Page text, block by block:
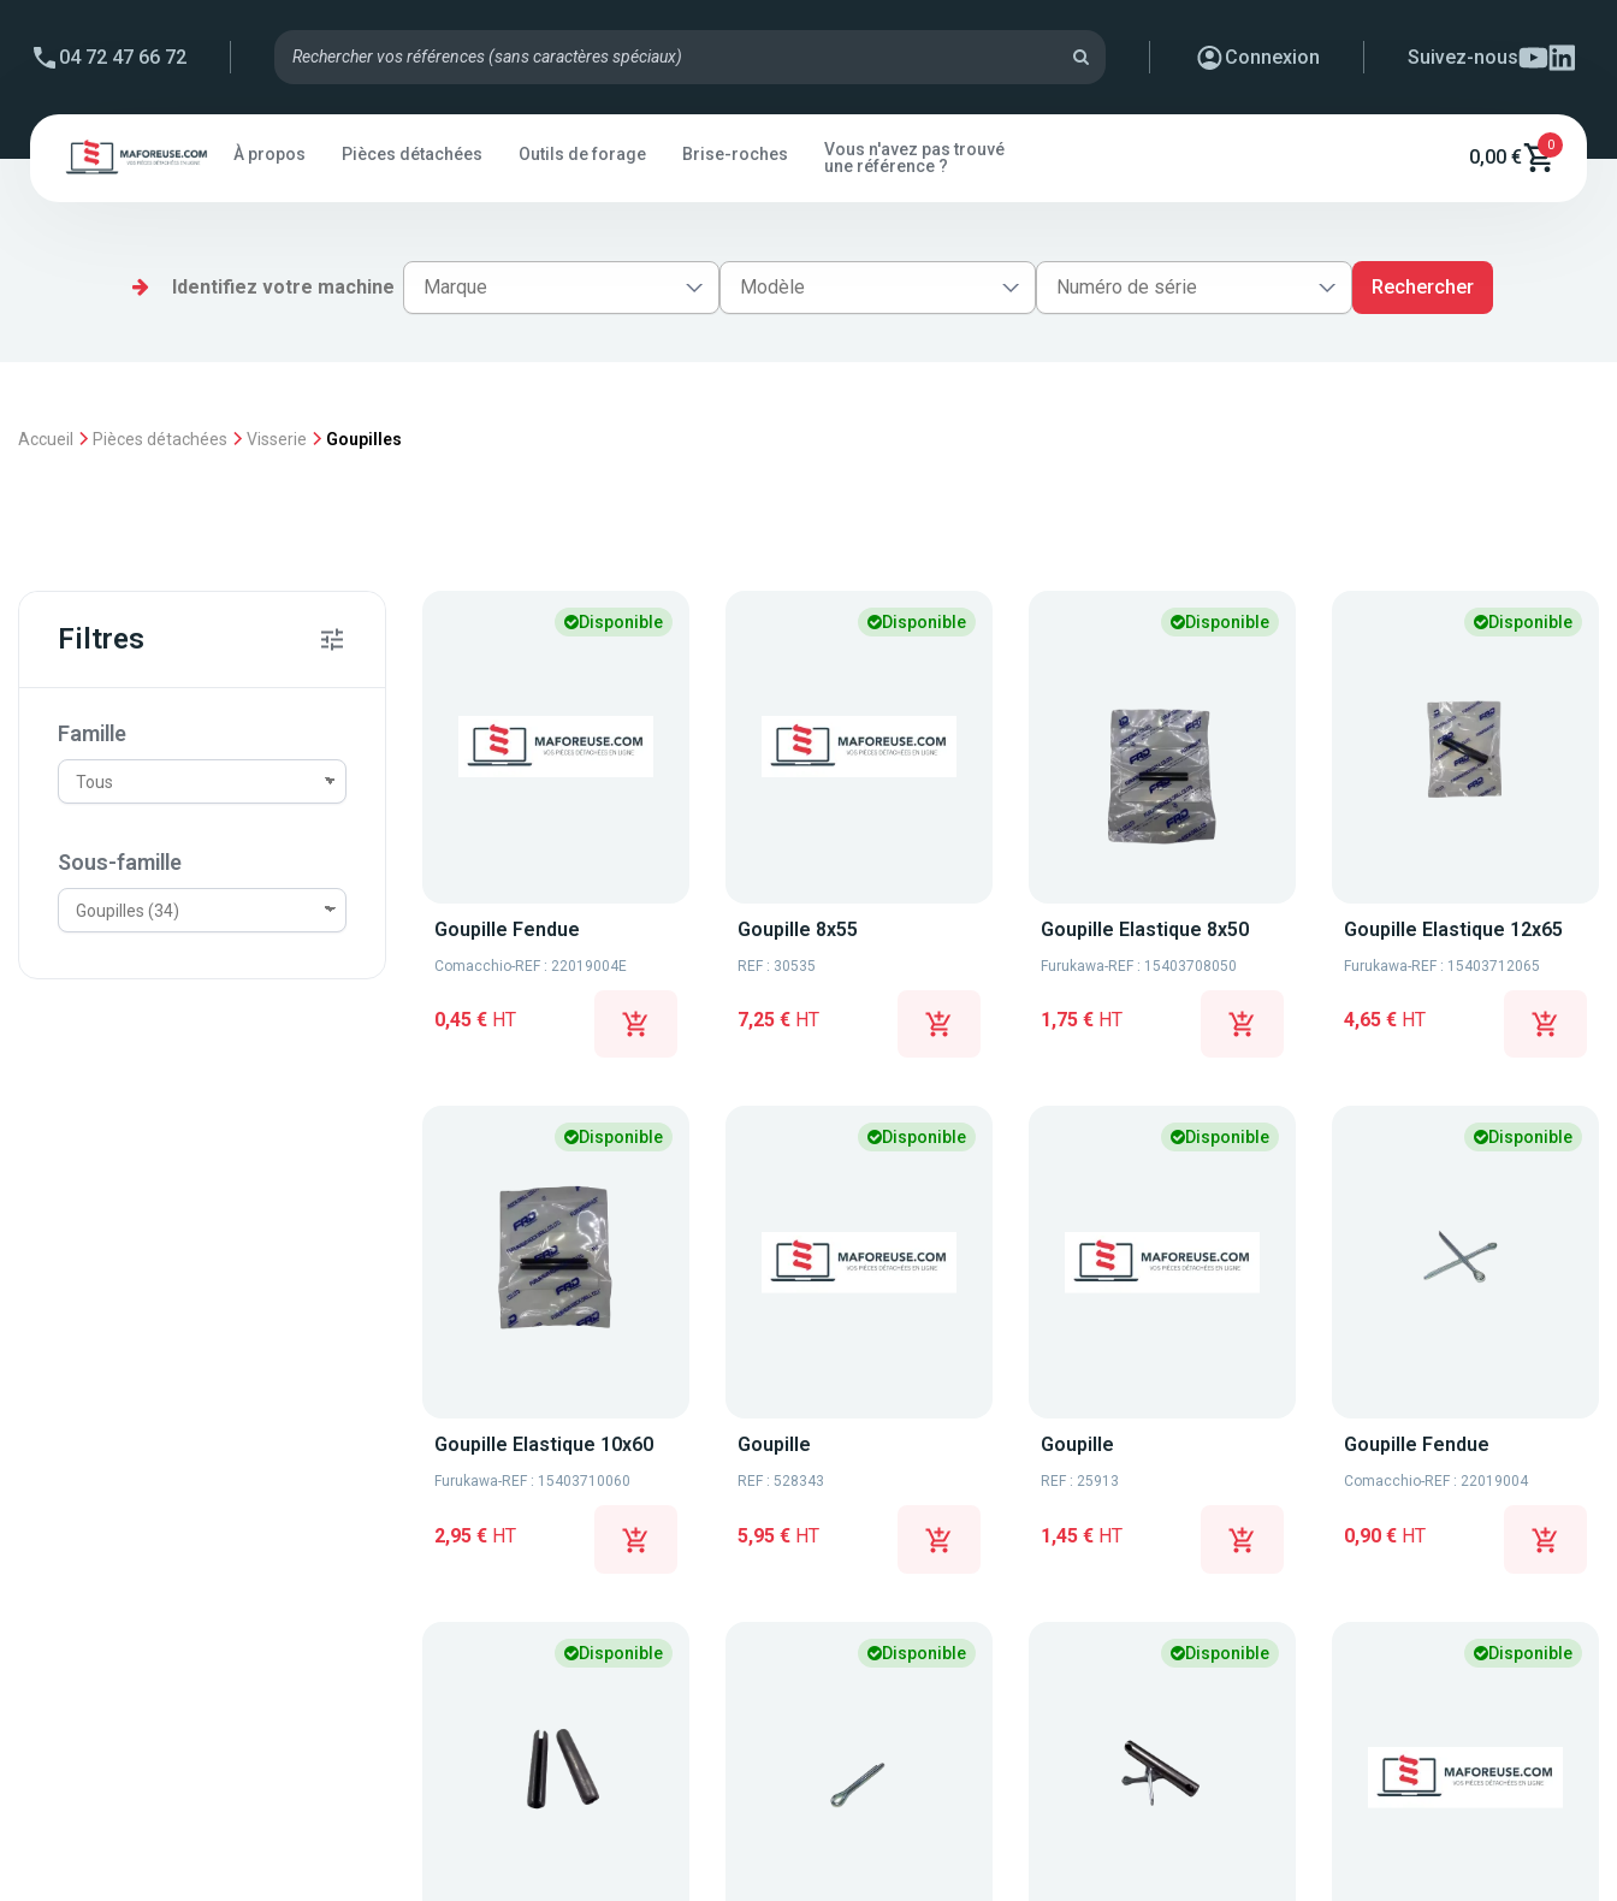
04 72 47 66 72 Connexion Suivez-nous
À propos Pièces détachées Outils de forage Brise-roches
Vous n'avez pas trouvé
une référence ?
0,00 €
0
Identifiez votre machine Rechercher
Accueil Pièces détachées Visserie Goupilles
Disponible
Goupille Fendue
Comacchio-REF : 22019004E
0,45 € HT
Disponible
Goupille 8x55
REF : 30535
7,25 € HT
Disponible
Goupille Elastique 8x50
Furukawa-REF : 15403708050
1,75 € HT
Disponible
Goupille Elastique 12x65
Furukawa-REF : 15403712065
4,65 € HT
Disponible
Goupille Elastique 10x60
Furukawa-REF : 15403710060
2,95 € HT
Disponible
Goupille
REF : 528343
5,95 € HT
Disponible
Goupille
REF : 25913
1,45 € HT
Disponible
Goupille Fendue
Comacchio-REF : 22019004
0,90 € HT
Disponible Disponible Disponible Disponible
Filtres
Famille
Sous-famille